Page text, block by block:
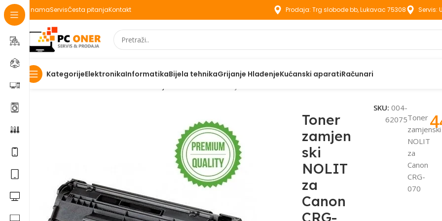
O namaServisČesta pitanjaKontakt Prodaja: Trg slobode bb, Lukavac 75308 Servis:
KategorijeElektronikaInformatikaBijela tehnikaGrijanje HlađenjeKućanski aparatiRačunari
Početna
Toner
zamjen
ski
NOLIT
za
Canon
CRG-
SKU:004-
62075Toner
zamjenski
NOLIT
za
Canon
CRG-
070